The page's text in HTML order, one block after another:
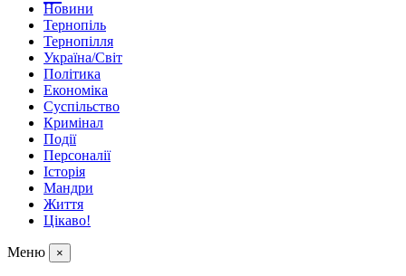
Новини
Тернопіль
Тернопілля
Україна/Світ
Політика
Економіка
Суспільство
Кримінал
Події
Персоналії
Історія
Мандри
Життя
Цікаво!
Меню ×